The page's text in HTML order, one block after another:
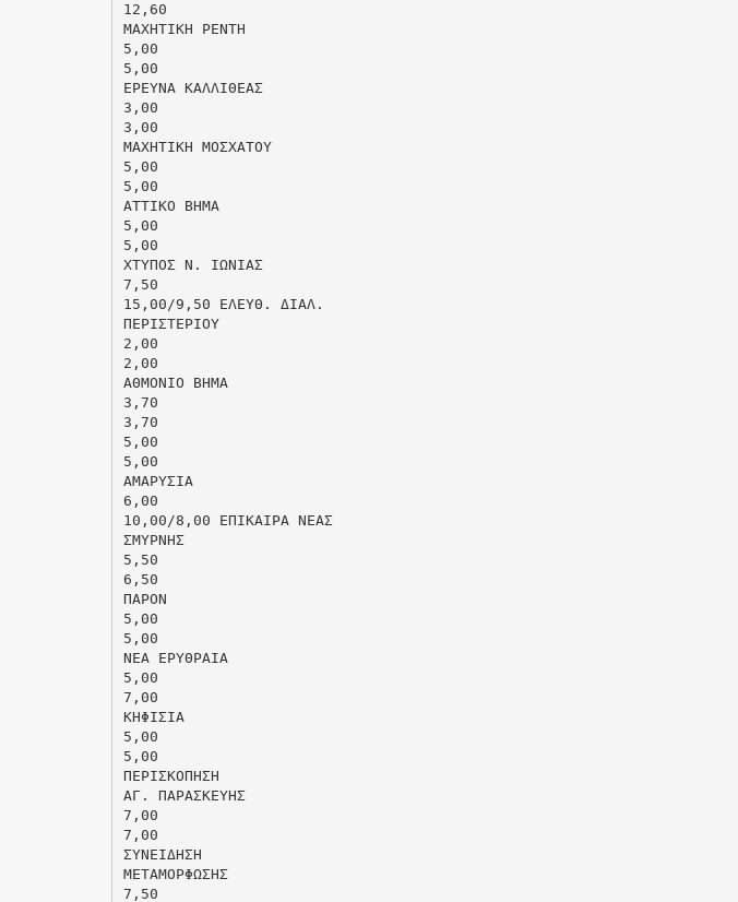
12,60
ΜΑΧΗΤΙΚΗ ΡΕΝΤΗ
5,00
5,00
ΕΡΕΥΝΑ ΚΑΛΛΙΘΕΑΣ
3,00
3,00
ΜΑΧΗΤΙΚΗ ΜΟΣΧΑΤΟΥ
5,00
5,00
ΑΤΤΙΚΟ ΒΗΜΑ
5,00
5,00
ΧΤΥΠΟΣ Ν. ΙΩΝΙΑΣ
7,50
15,00/9,50 ΕΛΕΥΘ. ΔΙΑΛ.
ΠΕΡΙΣΤΕΡΙΟΥ
2,00
2,00
ΑΘΜΟΝΙΟ ΒΗΜΑ
3,70
3,70
5,00
5,00
ΑΜΑΡΥΣΙΑ
6,00
10,00/8,00 ΕΠΙΚΑΙΡΑ ΝΕΑΣ
ΣΜΥΡΝΗΣ
5,50
6,50
ΠΑΡΟΝ
5,00
5,00
ΝΕΑ ΕΡΥΘΡΑΙΑ
5,00
7,00
ΚΗΦΙΣΙΑ
5,00
5,00
ΠΕΡΙΣΚΟΠΗΣΗ
ΑΓ. ΠΑΡΑΣΚΕΥΗΣ
7,00
7,00
ΣΥΝΕΙΔΗΣΗ
ΜΕΤΑΜΟΡΦΩΣΗΣ
7,50